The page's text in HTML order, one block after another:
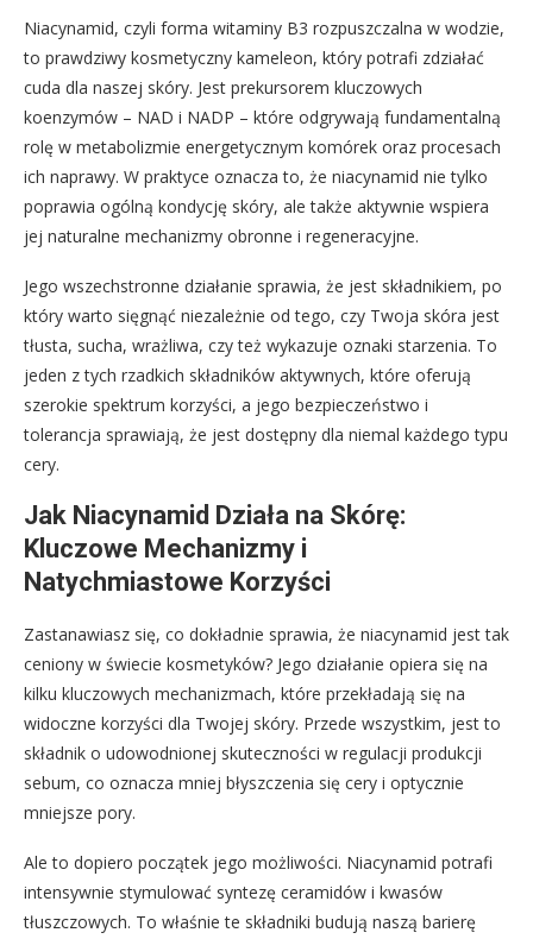
Niacynamid, czyli forma witaminy B3 rozpuszczalna w wodzie,
to prawdziwy kosmetyczny kameleon, który potrafi zdziałać
cuda dla naszej skóry. Jest prekursorem kluczowych
koenzymów – NAD i NADP – które odgrywają fundamentalną
rolę w metabolizmie energetycznym komórek oraz procesach
ich naprawy. W praktyce oznacza to, że niacynamid nie tylko
poprawia ogólną kondycję skóry, ale także aktywnie wspiera
jej naturalne mechanizmy obronne i regeneracyjne.
Jego wszechstronne działanie sprawia, że jest składnikiem, po
który warto sięgnąć niezależnie od tego, czy Twoja skóra jest
tłusta, sucha, wrażliwa, czy też wykazuje oznaki starzenia. To
jeden z tych rzadkich składników aktywnych, które oferują
szerokie spektrum korzyści, a jego bezpieczeństwo i
tolerancja sprawiają, że jest dostępny dla niemal każdego typu
cery.
Jak Niacynamid Działa na Skórę:
Kluczowe Mechanizmy i
Natychmiastowe Korzyści
Zastanawiasz się, co dokładnie sprawia, że niacynamid jest tak
ceniony w świecie kosmetyków? Jego działanie opiera się na
kilku kluczowych mechanizmach, które przekładają się na
widoczne korzyści dla Twojej skóry. Przede wszystkim, jest to
składnik o udowodnionej skuteczności w regulacji produkcji
sebum, co oznacza mniej błyszczenia się cery i optycznie
mniejsze pory.
Ale to dopiero początek jego możliwości. Niacynamid potrafi
intensywnie stymulować syntezę ceramidów i kwasów
tłuszczowych. To właśnie te składniki budują naszą barierę